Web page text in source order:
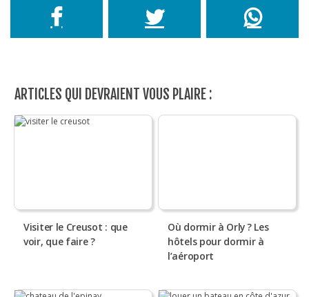
ARTICLES QUI DEVRAIENT VOUS PLAIRE :
Visiter le Creusot : que
voir, que faire ?
Où dormir à Orly ? Les
hôtels pour dormir à
l’aéroport